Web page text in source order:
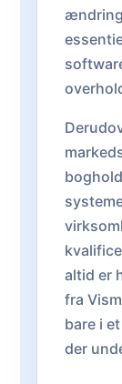
altid er
fra
bare i
der